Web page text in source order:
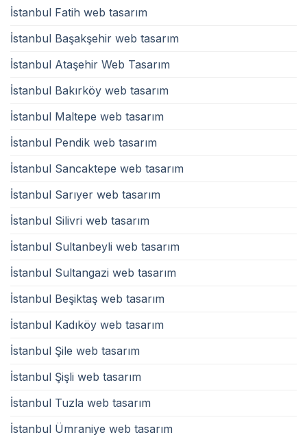
İstanbul Fatih web tasarım
İstanbul Başakşehir web tasarım
İstanbul Ataşehir Web Tasarım
İstanbul Bakırköy web tasarım
İstanbul Maltepe web tasarım
İstanbul Pendik web tasarım
İstanbul Sancaktepe web tasarım
İstanbul Sarıyer web tasarım
İstanbul Silivri web tasarım
İstanbul Sultanbeyli web tasarım
İstanbul Sultangazi web tasarım
İstanbul Beşiktaş web tasarım
İstanbul Kadıköy web tasarım
İstanbul Şile web tasarım
İstanbul Şişli web tasarım
İstanbul Tuzla web tasarım
İstanbul Ümraniye web tasarım